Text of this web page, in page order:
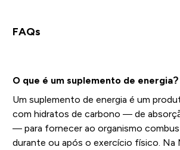
FAQs
O que é um suplemento de energia?
Um suplemento de energia é um
com hidratos de carbono — de
— para fornecer ao organismo
durante ou após o exercício físico. Na